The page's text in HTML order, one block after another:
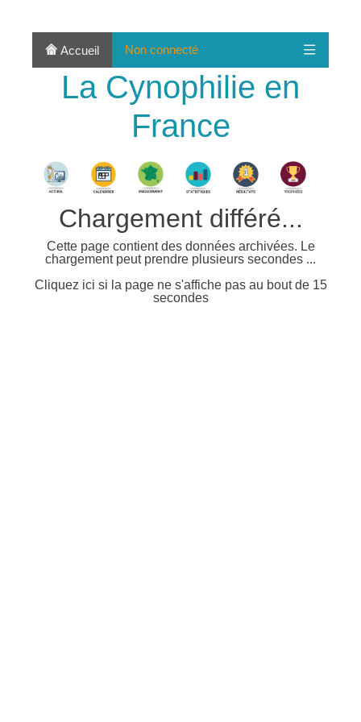
Accueil Non connecté
La Cynophilie en
France
Chargement différé...
Cette page contient des données archivées. Le
chargement peut prendre plusieurs secondes ...
Cliquez ici si la page ne s'affiche pas au bout de 15
secondes